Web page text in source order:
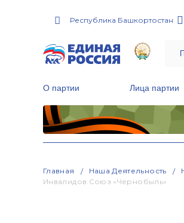
Республика Башкортостан
О партии Лица партии
Главная Наша Деятельность
Инвалидов Союз «Чернобыль»